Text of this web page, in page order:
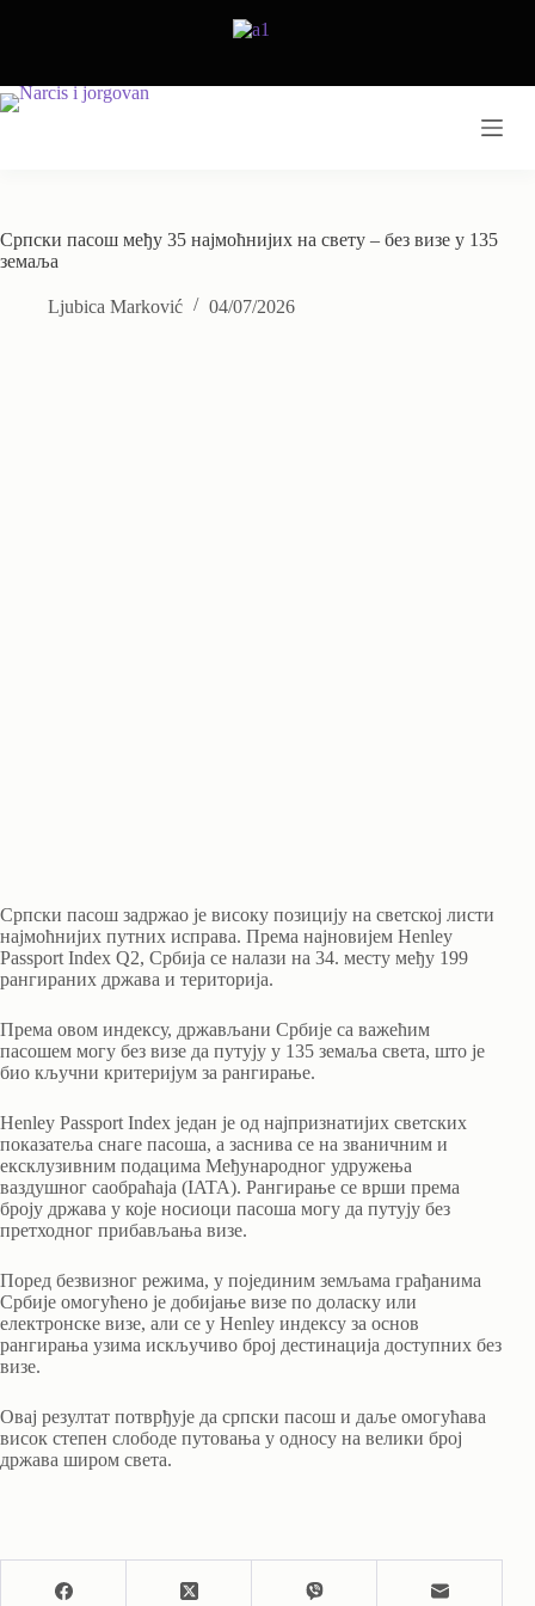
Српски пасош међу 35 најмоћнијих на свету – без визе у 135
земаља
Ljubica Marković 04/07/2026
Српски пасош задржао је високу позицију на светској листи
најмоћнијих путних исправа. Према најновијем Henley
Passport Index Q2, Србија се налази на 34. месту међу 199
рангираних држава и територија.
Према овом индексу, држављани Србије са важећим
пасошем могу без визе да путују у 135 земаља света, што је
био кључни критеријум за рангирање.
Henley Passport Index један је од најпризнатијих светских
показатеља снаге пасоша, а заснива се на званичним и
ексклузивним подацима Међународног удружења
ваздушног саобраћаја (IATA). Рангирање се врши према
броју држава у које носиоци пасоша могу да путују без
претходног прибављања визе.
Поред безвизног режима, у појединим земљама грађанима
Србије омогућено је добијање визе по доласку или
електронске визе, али се у Henley индексу за основ
рангирања узима искључиво број дестинација доступних без
визе.
Овај резултат потврђује да српски пасош и даље омогућава
висок степен слободе путовања у односу на велики број
држава широм света.